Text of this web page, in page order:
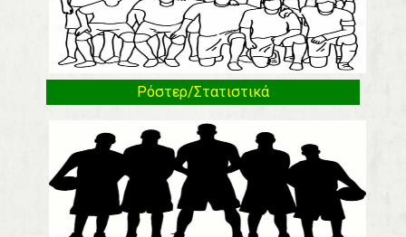
Ρόστερ/Στατιστικά